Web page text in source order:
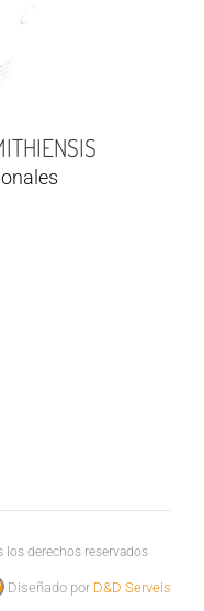
los derechos reservados
Diseñado por D&D Serveis